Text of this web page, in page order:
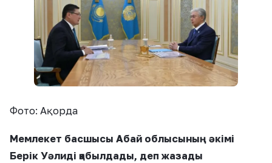
Фото: Ақорда
Мемлекет басшысы Абай облысының әкімі
Берік Уәлиді қабылдады, деп жазады